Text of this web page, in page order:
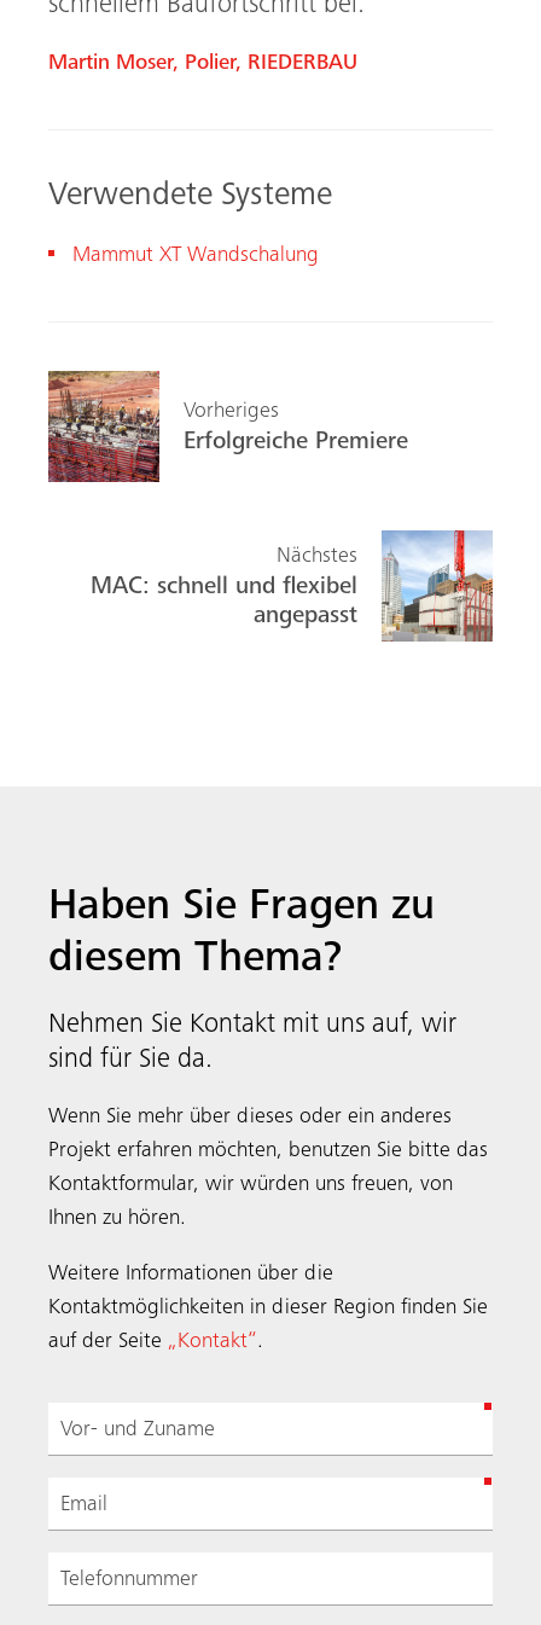
schnellem Baufortschritt bei.
Martin Moser, Polier, RIEDERBAU
Verwendete Systeme
Mammut XT Wandschalung
Vorheriges
Erfolgreiche Premiere
Nächstes
MAC: schnell und flexibel
angepasst
Haben Sie Fragen zu
diesem Thema?
Nehmen Sie Kontakt mit uns auf, wir
sind für Sie da.
Wenn Sie mehr über dieses oder ein anderes
Projekt erfahren möchten, benutzen Sie bitte das
Kontaktformular, wir würden uns freuen, von
Ihnen zu hören.
Weitere Informationen über die
Kontaktmöglichkeiten in dieser Region finden Sie
auf der Seite „Kontakt“.